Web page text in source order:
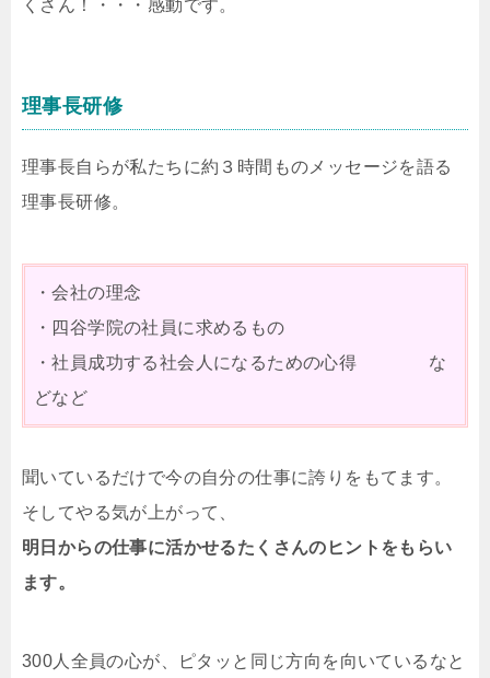
くさん！・・・感動です。
理事長研修
理事長自らが私たちに約３時間ものメッセージを語る
理事長研修。
・会社の理念
・四谷学院の社員に求めるもの
・社員成功する社会人になるための心得 な
どなど
聞いているだけで今の自分の仕事に誇りをもてます。
そしてやる気が上がって、
明日からの仕事に活かせるたくさんのヒントをもらい
ます。
300人全員の心が、ピタッと同じ方向を向いているなと